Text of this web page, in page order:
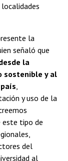
la
señaló que
la
sostenible y al
,
y uso de la
este tipo de
del
al